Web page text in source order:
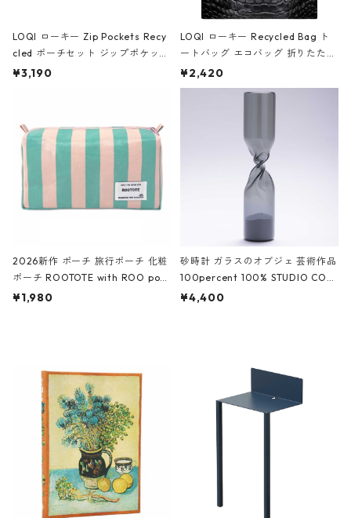
LOQI ローキー Zip Pockets Recy
cled ポーチセット ジップポケット
ファスナーポーチ 撥水加工 トラベ
ーガンディー、オフホワイト
¥3,190
LOQI ローキー Recycled Bag ト
ートバッグ エコバッグ 折りたたみ
大きめ 撥水加工 収納ポーチ CRO
CODILE/Black クロコダイル/ブラ
¥2,420
2026新作 ポーチ 旅行ポーチ 化粧
ポーチ ROOTOTE with ROO pou
ch 3532 ルートート WR.ポーチ.ラ
¥1,980
砂時計 ガラスのオブジェ 芸術作品
100percent 100% STUDIO COH
AKU Timeless 100パーセント ス
¥4,400